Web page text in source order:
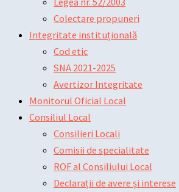
Colectare propuneri
Integritate instituțională
Cod etic
SNA 2021-2025
Avertizor Integritate
Monitorul Oficial Local
Consiliul Local
Consilieri Locali
Comisii de specialitate
ROF al Consiliului Local
Declarații de avere și interese